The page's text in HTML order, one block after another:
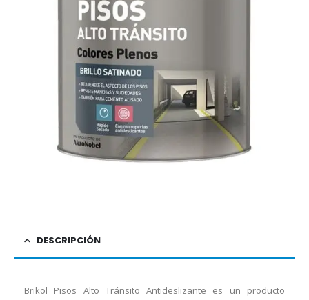
DESCRIPCIÓN
Brikol Pisos Alto Tránsito Antideslizante es un producto